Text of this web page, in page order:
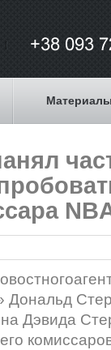
Дональд
Дэвида